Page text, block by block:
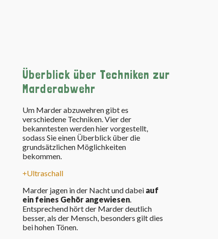
Überblick über Techniken zur
Marderabwehr
Um Marder abzuwehren gibt es
verschiedene Techniken. Vier der
bekanntesten werden hier vorgestellt,
sodass Sie einen Überblick über die
grundsätzlichen Möglichkeiten
bekommen.
Ultraschall
Marder jagen in der Nacht und dabei auf
ein feines Gehör angewiesen.
Entsprechend hört der Marder deutlich
besser, als der Mensch, besonders gilt dies
bei hohen Tönen.